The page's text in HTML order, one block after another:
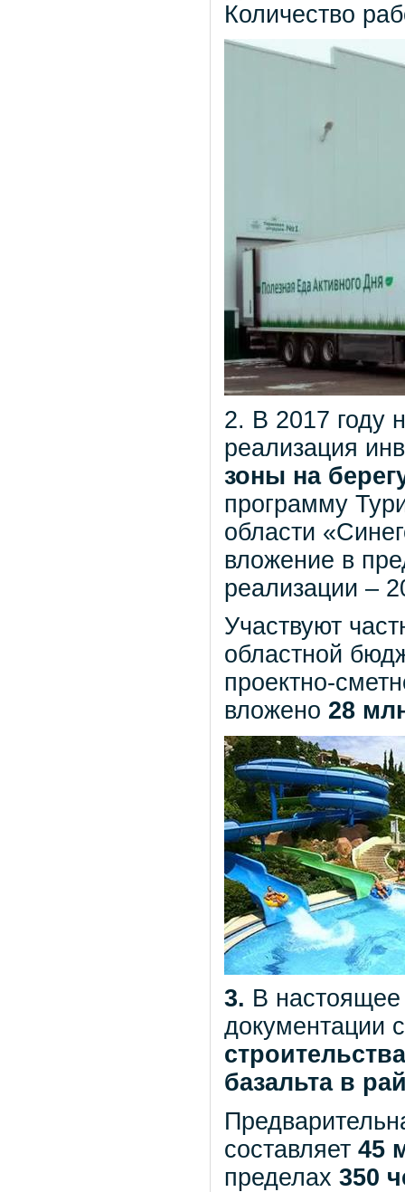
Количество
2. В 2017 году
реализация
зоны на
программу
области
вложение в
реализации –
Участвуют
областной
проектно-
вложено 28
3. В настоящее
документации
базальта в
составляет 45
пределах 350